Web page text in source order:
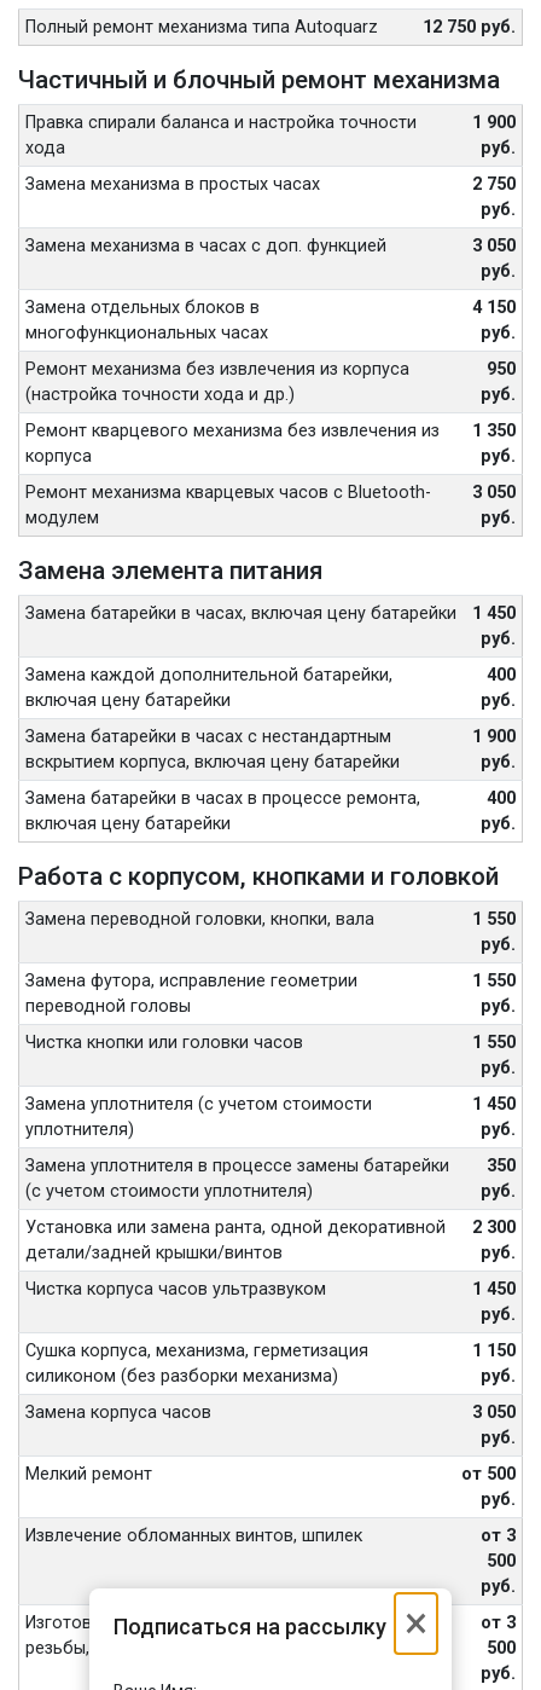
×
Подписаться на рассылку
Полный ремонт механизма типа Autoquarz 12 750 руб.
Частичный и блочный ремонт механизма
Правка спирали баланса и настройка точности
хода
1 900
руб.
Замена механизма в простых часах
2 750
руб.
Замена механизма в часах с доп. функцией
3 050
руб.
Замена отдельных блоков в
многофункциональных часах
4 150
руб.
Ремонт механизма без извлечения из корпуса
(настройка точности хода и др.)
950
руб.
Ремонт кварцевого механизма без извлечения из
корпуса
1 350
руб.
Ремонт механизма кварцевых часов с Bluetooth-
модулем
3 050
руб.
Замена элемента питания
Замена батарейки в часах, включая цену батарейки
1 450
руб.
Замена каждой дополнительной батарейки,
включая цену батарейки
400
руб.
Замена батарейки в часах с нестандартным
вскрытием корпуса, включая цену батарейки
1 900
руб.
Замена батарейки в часах в процессе ремонта,
включая цену батарейки
400
руб.
Работа с корпусом, кнопками и головкой
Замена переводной головки, кнопки, вала
1 550
руб.
Замена футора, исправление геометрии
переводной головы
1 550
руб.
Чистка кнопки или головки часов
1 550
руб.
Замена уплотнителя (с учетом стоимости
уплотнителя)
1 450
руб.
Замена уплотнителя в процессе замены батарейки
(с учетом стоимости уплотнителя)
350
руб.
Установка или замена ранта, одной декоративной
детали/задней крышки/винтов
2 300
руб.
Чистка корпуса часов ультразвуком
1 450
руб.
Сушка корпуса, механизма, герметизация
силиконом (без разборки механизма)
1 150
руб.
Замена корпуса часов
3 050
руб.
Мелкий ремонт
от 500
руб.
Извлечение обломанных винтов, шпилек
от 3
500
руб.
Изготовление винтов, футора, восстановление
резьбы, внутренних частей переводной головы
от 3
500
руб.